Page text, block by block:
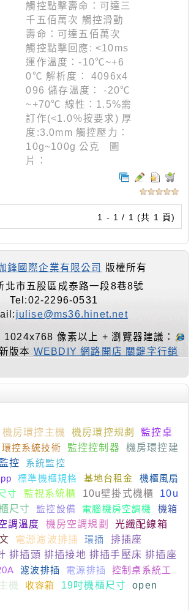
觸控點擊壽命：可達三
千五佰萬次 觸控滑動
壽命：可達五佰萬次
觸控點擊回應: <10ms
運作溫度：-10℃~+6
0℃ 解析度： 4096x4
096 儲存溫度： -20℃
~+70℃ 線性：1.5%需
訂作(<1.0％按要求) 厚
度:3.0mm 觸控壓力：
10g~100g 公克 圖
片：
1 - 1 / 1 (共 1 頁)
鋒國際企業有限公司
版權所有
北市五股區成泰路一段8巷8號
Tel:02-2296-0531
julise@ms36.hinet.net
1024x768 像素以上 + 瀏覽器建議：
版本 WEBDIY 網路開店 關鍵字行銷
機房環控主機 機房環控規劃
監控桌
環控系統技術 監控控制器
機房環控建
控
系統監控
標準機櫃規格 基地台租金
機櫃風扇
寸 監視系統櫃 10u壁掛式機櫃
10u
尺寸 監控設備 電腦機房空調機
機箱
調溫度 機房空調規劃
光纖配線箱
電源濾波排插 環插
排插座
排插頭 排插接地 排插手壓床 排插座
濾波排插 電源排插
控制桌系統工
機 收容箱 19吋機櫃尺寸
open